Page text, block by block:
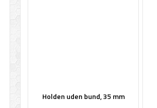
Holden uden bund, 35 mm